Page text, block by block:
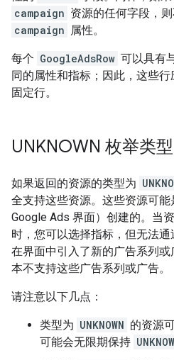
campaign 资源的任何字段，
campaign 属性。
每个 GoogleAdsRow 可以具有
同的属性和指标；因此，这些
固定行。
UNKNOWN 枚举类型
如果返回的资源的类型为
全支持这些资源。这些资源可
Google Ads 界面）创建的。当
时，您可以选择指标，但无法通
在界面中引入了新的广告系列
本不支持这些广告系列或广告。
请注意以下几点：
类型为 UNKNOWN 的资源
可能会无限期保持